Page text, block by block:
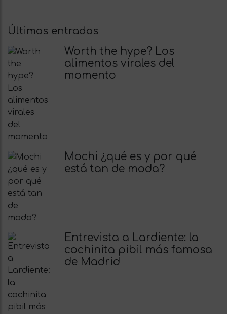
Últimas entradas
Worth the hype? Los
alimentos virales del
momento
Mochi ¿qué es y por qué
está tan de moda?
Entrevista a Lardiente: la
cochinita pibil más famosa
de Madrid